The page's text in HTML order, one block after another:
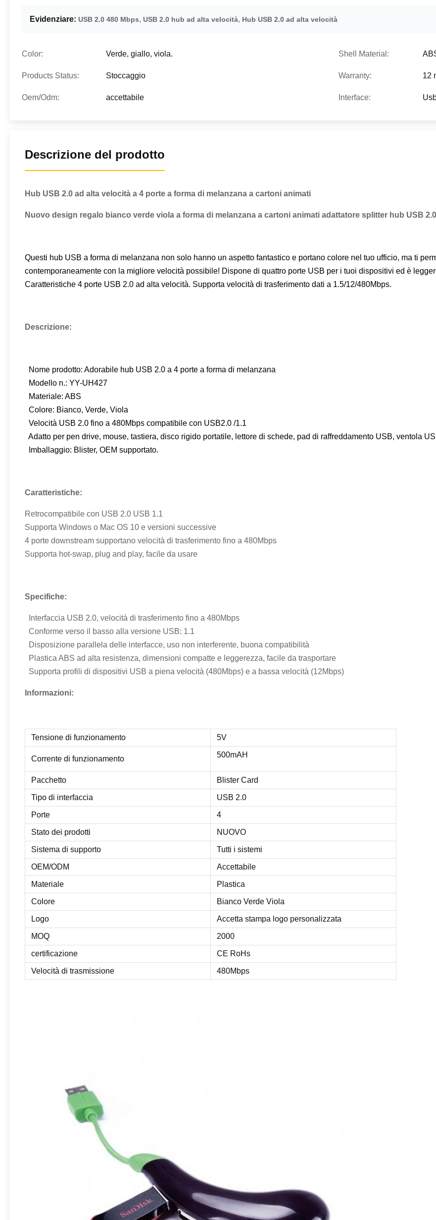
Evidenziare: USB 2.0 480 Mbps, USB 2.0 hub ad alta velocità, Hub USB 2.0 ad alta velocità
Color: Verde, giallo, viola. Shell Material:
Products Status: Stoccaggio Warranty: 12
Oem/Odm: accettabile Interface:
Descrizione del prodotto
Hub USB 2.0 ad alta velocità a 4 porte a forma di melanzana a cartoni animati
Nuovo design regalo bianco verde viola a forma di melanzana a cartoni animati adattatore splitter hub USB
Questi hub USB a forma di melanzana non solo hanno un aspetto fantastico e portano colore nel tuo ufficio, ma ti
contemporaneamente con la migliore velocità possibile! Dispone di quattro porte USB per i tuoi dispositivi ed è
Caratteristiche 4 porte USB 2.0 ad alta velocità. Supporta velocità di trasferimento dati a 1.5/12/480Mbps.
Descrizione:
Nome prodotto: Adorabile hub USB 2.0 a 4 porte a forma di melanzana
Modello n.: YY-UH427
Materiale: ABS
Colore: Bianco, Verde, Viola
Velocità USB 2.0 fino a 480Mbps compatibile con USB2.0 /1.1
Adatto per pen drive, mouse, tastiera, disco rigido portatile, lettore di schede, pad di raffreddamento USB, ventola
Imballaggio: Blister, OEM supportato.
Caratteristiche:
Retrocompatibile con USB 2.0 USB 1.1
Supporta Windows o Mac OS 10 e versioni successive
4 porte downstream supportano velocità di trasferimento fino a 480Mbps
Supporta hot-swap, plug and play, facile da usare
Specifiche:
Interfaccia USB 2.0, velocità di trasferimento fino a 480Mbps
Conforme verso il basso alla versione USB: 1.1
Disposizione parallela delle interfacce, uso non interferente, buona compatibilità
Plastica ABS ad alta resistenza, dimensioni compatte e leggerezza, facile da trasportare
Supporta profili di dispositivi USB a piena velocità (480Mbps) e a bassa velocità (12Mbps)
Informazioni:
Tensione di funzionamento 5V
Corrente di funzionamento 500mAH
Pacchetto Blister Card
Tipo di interfaccia USB 2.0
Porte 4
Stato dei prodotti NUOVO
Sistema di supporto Tutti i sistemi
OEM/ODM Accettabile
Materiale Plastica
Colore Bianco Verde Viola
Logo Accetta stampa logo personalizzata
MOQ 2000
certificazione CE RoHs
Velocità di trasmissione 480Mbps